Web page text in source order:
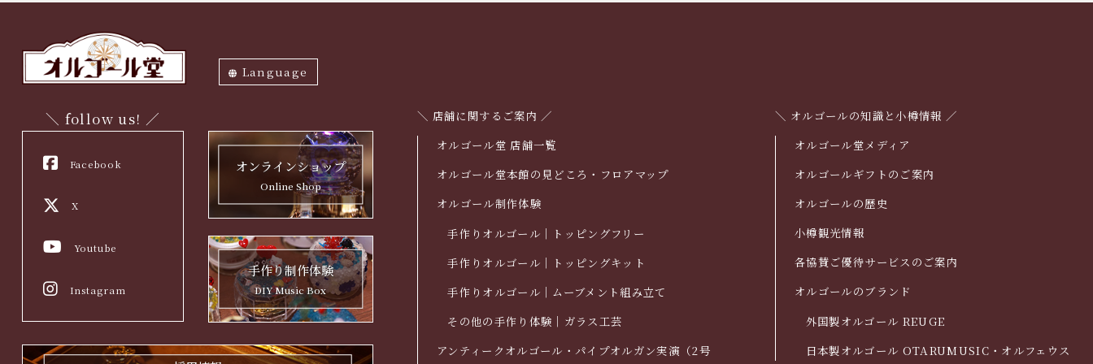
Language
＼ follow us! ／
Facebook
X
Youtube
Instagram
オンラインショップ
Online Shop
手作り制作体験
DIY Music Box
＼ 店舗に関するご案内 ／
オルゴール堂 店舗一覧
オルゴール堂本館の見どころ・フロアマップ
オルゴール制作体験
手作りオルゴール｜トッピングフリー
手作りオルゴール｜トッピングキット
手作りオルゴール｜ムーブメント組み立て
その他の手作り体験｜ガラス工芸
アンティークオルゴール・パイプオルガン実演（2号
＼ オルゴールの知識と小樽情報 ／
オルゴール堂メディア
オルゴールギフトのご案内
オルゴールの歴史
小樽観光情報
各協賛ご優待サービスのご案内
オルゴールのブランド
外国製オルゴール REUGE
日本製オルゴール OTARUMUSIC・オルフェウス